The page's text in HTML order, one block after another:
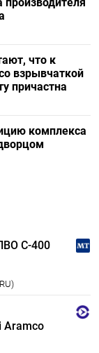
что к
взрывчаткой
причастна
комплекса